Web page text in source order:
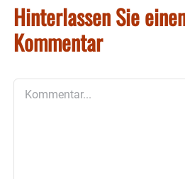
Hinterlassen Sie
Kommentar